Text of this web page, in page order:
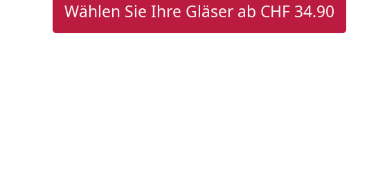
Wählen Sie Ihre Gläser ab CHF 34.90